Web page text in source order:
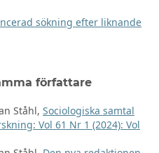
sökning efter liknande
författare
Ståhl, Sociologiska samtal
Vol 61 Nr 1 (2024): Vol